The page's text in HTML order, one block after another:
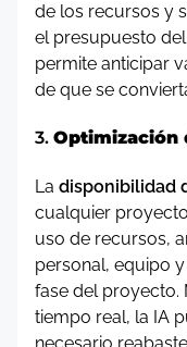
de los recursos y
el presupuesto
permite anticipar
de que se
3. Optimización
La disponibilidad
cualquier
uso de recursos,
personal, equipo
fase del proyecto.
tiempo real, la IA
necesario